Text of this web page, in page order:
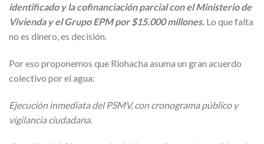
identificado y la cofinanciación parcial con el Ministerio de
Vivienda y el Grupo EPM por $15.000 millones. Lo que falta
no es dinero, es decisión.
Por eso proponemos que Riohacha asuma un gran acuerdo
colectivo por el agua:
Ejecución inmediata del PSMV, con cronograma público y
vigilancia ciudadana.